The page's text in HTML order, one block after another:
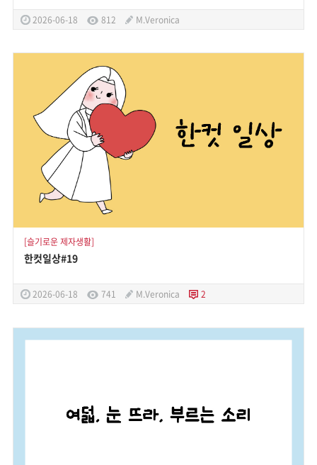
2026-06-18 812 M.Veronica
[슬기로운 제자생활]
한컷일상#19
2026-06-18 741 M.Veronica 2